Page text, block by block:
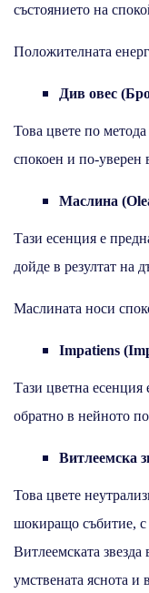
състоянието на
Положителната
Див овес
Това цвете по
спокоен и по-уверен
Маслина
Тази есенция е
дойде в резултат на
Маслината носи
Impatiens
Тази цветна есенция
обратно в нейното
Витлеемска
Това цвете
шокиращо събитие, с
Витлеемската
умствената яснота и